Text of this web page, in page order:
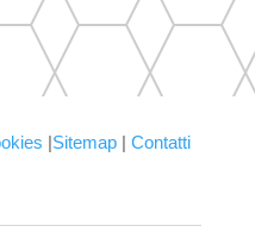
|Sitemap |Contatti